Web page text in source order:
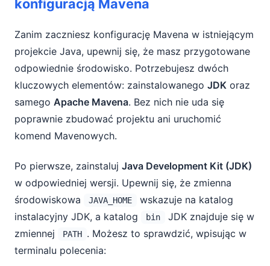
konfiguracją Mavena
Zanim zaczniesz konfigurację Mavena w istniejącym
projekcie Java, upewnij się, że masz przygotowane
odpowiednie środowisko. Potrzebujesz dwóch
kluczowych elementów: zainstalowanego JDK oraz
samego Apache Mavena. Bez nich nie uda się
poprawnie zbudować projektu ani uruchomić
komend Mavenowych.
Po pierwsze, zainstaluj Java Development Kit (JDK)
w odpowiedniej wersji. Upewnij się, że zmienna
środowiskowa
JAVA_HOME
wskazuje na katalog
instalacyjny JDK, a katalog
bin
JDK znajduje się w
zmiennej
PATH . Możesz to sprawdzić, wpisując w
terminalu polecenia: